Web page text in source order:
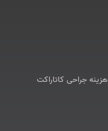
جراحی کاتاراکت